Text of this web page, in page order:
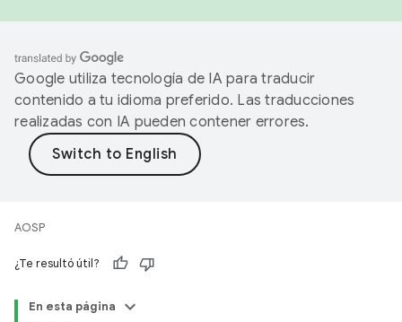
Google utiliza tecnología de IA para traducir
contenido a tu idioma preferido. Las traducciones
realizadas con IA pueden contener errores.
AOSP
¿Te resultó útil?
En esta página